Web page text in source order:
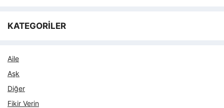
KATEGORİLER
Aile
Aşk
Diğer
Fikir Verin